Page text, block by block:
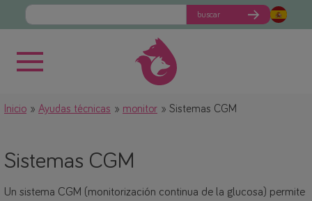
buscar
Inicio Ayudas técnicas monitor Sistemas CGM
Sistemas CGM
Un sistema CGM (monitorización continua de la glucosa) permite